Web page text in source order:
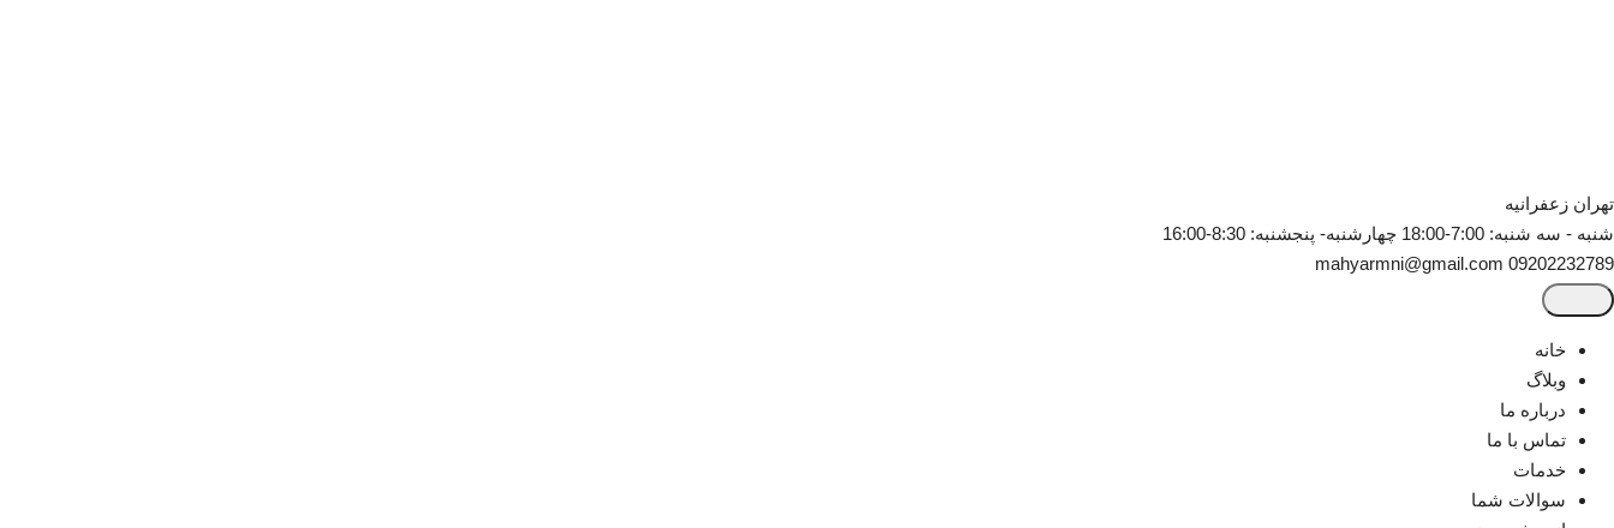
تهران زعفرانیه
شنبه - سه شنبه: 7:00-18:00
چهارشنبه- پنجشنبه: 8:30-16:00
09202232789
mahyarmni@gmail.com
خانه
وبلاگ
درباره ما
تماس با ما
خدمات
سوالات شما